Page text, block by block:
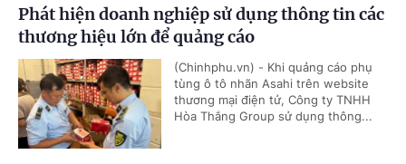
Phát hiện doanh nghiệp sử dụng thông tin các
thương hiệu lớn để quảng cáo
(Chinhphu.vn) - Khi quảng cáo phụ
tùng ô tô nhãn Asahi trên website
thương mại điện tử, Công ty TNHH
Hòa Thắng Group sử dụng thông...